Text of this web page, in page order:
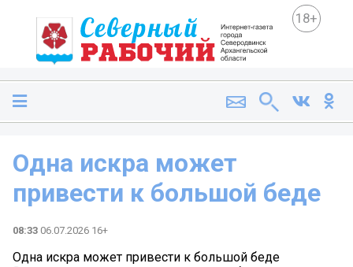
18+
Одна искра может
привести к большой беде
08:33 06.07.2026 16+
Одна искра может привести к большой беде